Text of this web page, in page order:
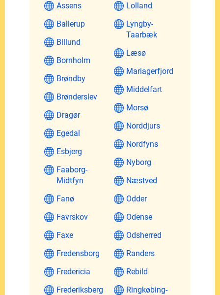
Assens
Ballerup
Billund
Bornholm
Brøndby
Brønderslev
Dragør
Egedal
Esbjerg
Faaborg-
Midtfyn
Fanø
Favrskov
Faxe
Fredensborg
Fredericia
Frederiksberg
Lolland
Lyngby-
Taarbæk
Læsø
Mariagerfjord
Middelfart
Morsø
Norddjurs
Nordfyns
Nyborg
Næstved
Odder
Odense
Odsherred
Randers
Rebild
Ringkøbing-